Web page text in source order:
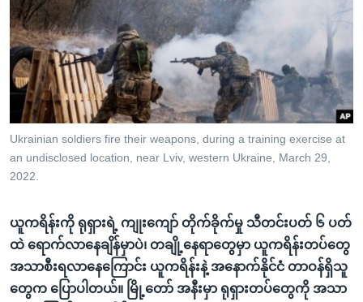
ပင်မ
အ
ညွန်း
စာမျက်နှာ
သို့
ကျော်
ကြည့်
ရန်
ရှာဖွေ
နေရာ
သို့
ကျော်
ရန်
ရုပ်ရှင်ထဲက အင်္ဂလိပ်စာ
သုတပဒေသာ အင်္ဂလိပ်စာ
တီဗွီ
ရေဒီယို/တီဗွီအစီအစဉ်
Learning English
ဗွီအိုအေ လူမှုကွန်ယက်များ
ဘာသာစကားများ
Ukrainian soldiers fire their weapons, during a training exercise at
an undisclosed location, near Lviv, western Ukraine, March 29,
2022.
ယူကရိန်းကို ရုရှားရဲ့ ကျုးကျော် တိုက်ခိုက်မှု သီတင်းပတ် ၆ ပတ်
ထဲ ရောက်လာနေချိန်မှာပဲ၊ တချို့နေရာတွေမှာ ယူကရိန်းတပ်တွေ
အသာစီးရလာနေကြောင်း ယူကရိန်းနဲ့ အနောက်နိုင်ငံ တာဝန်ရှိသူ
တွေက ပြောပါတယ်။ မြို့တော် အနီးမှာ ရုရှားတပ်တွေကို အသာ